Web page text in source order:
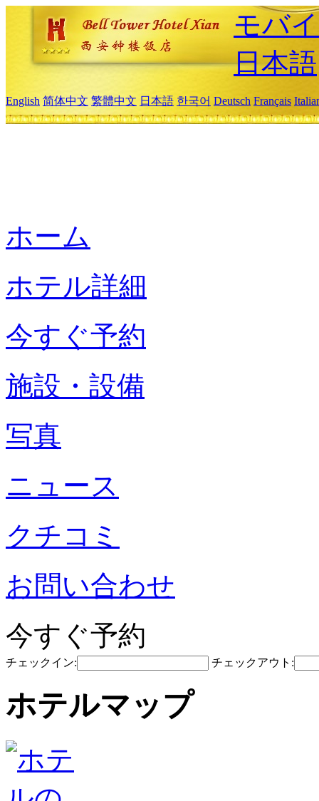
モバ
日本語
English 简体中文 繁體中文 日本語 한국어 Deutsch Français
ホーム
ホテル詳細
今すぐ予約
施設・設備
写真
ニュース
クチコミ
お問い合わせ
今すぐ予約
チェックイン: チェックアウト:
ホテルマップ